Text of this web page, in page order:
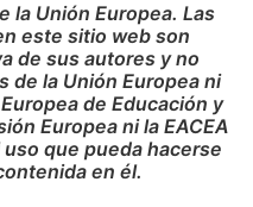
la Unión Europea. Las
este sitio web son
de sus autores y no
de la Unión Europea ni
de Educación y
Europea ni la EACEA
que pueda hacerse
en él.